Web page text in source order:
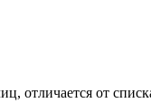
отличается от